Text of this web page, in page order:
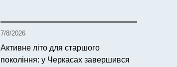
7/8/2026
Активне літо для старшого
покоління: у Черкасах завершився